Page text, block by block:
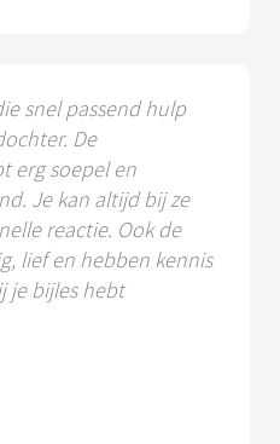
snel passend hulp
De
erg soepel en
Je kan altijd bij ze
reactie. Ook de
lief en hebben kennis
je bijles hebt